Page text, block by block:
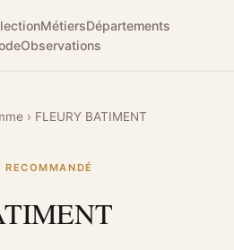
MétiersDépartements
Observations
› FLEURY BATIMENT